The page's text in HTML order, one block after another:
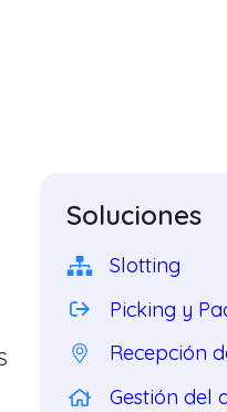
Soluciones
Slotting
Picking y
Recepción
Gestión del